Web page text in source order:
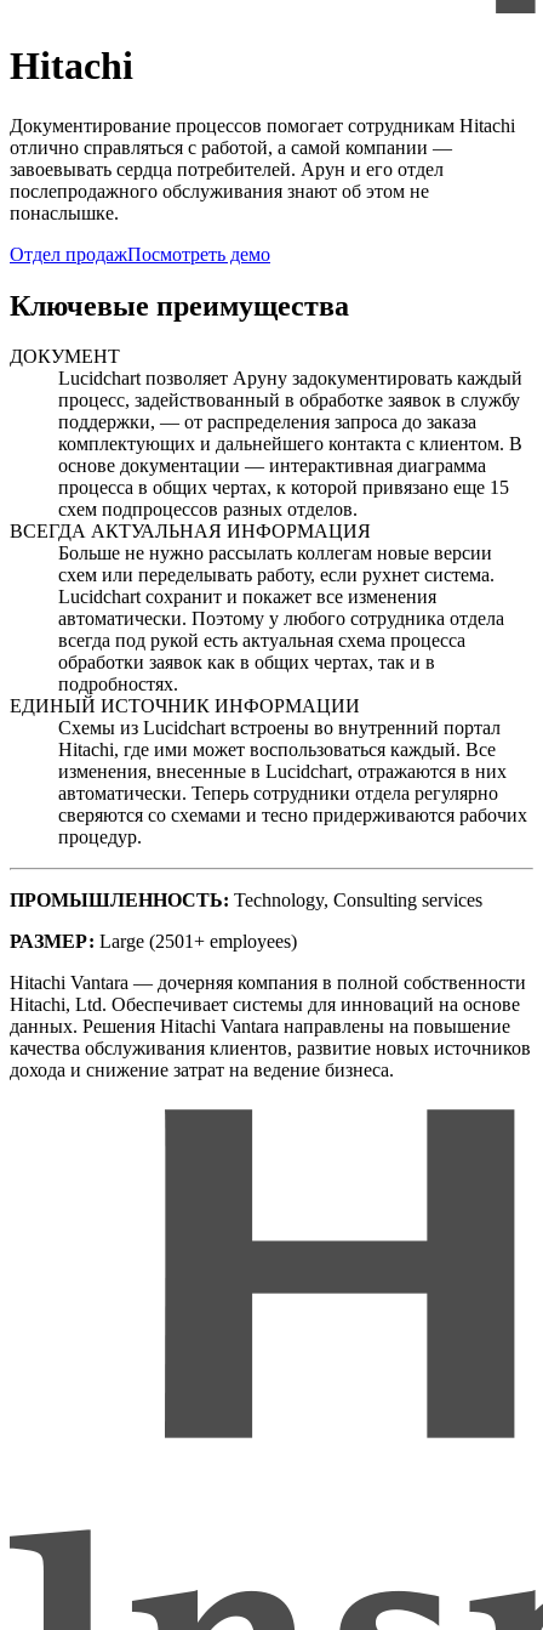
Hitachi
Документирование процессов помогает сотрудникам Hitachi
отлично справляться с работой, а самой компании —
завоевывать сердца потребителей. Арун и его отдел
послепродажного обслуживания знают об этом не
понаслышке.
Отдел продажПосмотреть демо
Ключевые преимущества
ДОКУМЕНТ
Lucidchart позволяет Аруну задокументировать каждый
процесс, задействованный в обработке заявок в службу
поддержки, — от распределения запроса до заказа
комплектующих и дальнейшего контакта с клиентом. В
основе документации — интерактивная диаграмма
процесса в общих чертах, к которой привязано еще 15
схем подпроцессов разных отделов.
ВСЕГДА АКТУАЛЬНАЯ ИНФОРМАЦИЯ
Больше не нужно рассылать коллегам новые версии
схем или переделывать работу, если рухнет система.
Lucidchart сохранит и покажет все изменения
автоматически. Поэтому у любого сотрудника отдела
всегда под рукой есть актуальная схема процесса
обработки заявок как в общих чертах, так и в
подробностях.
ЕДИНЫЙ ИСТОЧНИК ИНФОРМАЦИИ
Схемы из Lucidchart встроены во внутренний портал
Hitachi, где ими может воспользоваться каждый. Все
изменения, внесенные в Lucidchart, отражаются в них
автоматически. Теперь сотрудники отдела регулярно
сверяются со схемами и тесно придерживаются рабочих
процедур.
ПРОМЫШЛЕННОСТЬ: Technology, Consulting services
РАЗМЕР: Large (2501+ employees)
Hitachi Vantara — дочерняя компания в полной собственности
Hitachi, Ltd. Обеспечивает системы для инноваций на основе
данных. Решения Hitachi Vantara направлены на повышение
качества обслуживания клиентов, развитие новых источников
дохода и снижение затрат на ведение бизнеса.